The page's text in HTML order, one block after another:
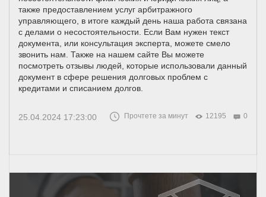
также предоставлением услуг арбитражного
управляющего, в итоге каждый день наша работа связана
с делами о несостоятельности. Если Вам нужен текст
документа, или консультация эксперта, можете смело
звонить нам. Также на нашем сайте Вы можете
посмотреть отзывы людей, которые использовали данный
документ в сфере решения долговых проблем с
кредитами и списанием долгов.
25.04.2024 17:23:00 Прочтете за минут 12195 0